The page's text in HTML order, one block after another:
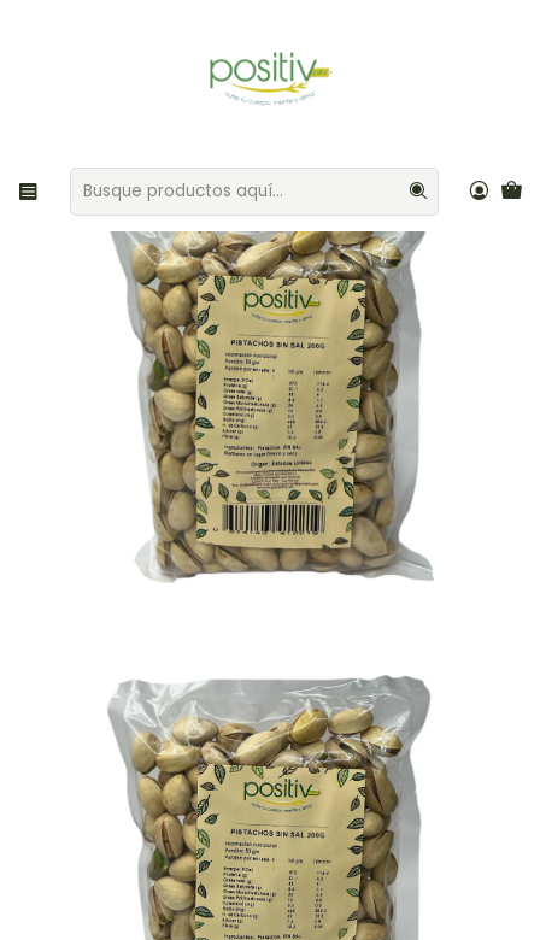
Frutos secos Pistachos sin sal 200gr Positiv